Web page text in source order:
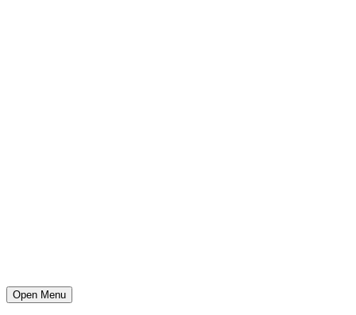
Open Menu